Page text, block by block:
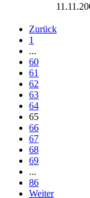
Zurück
1
...
60
61
62
63
64
65
66
67
68
69
...
86
Weiter